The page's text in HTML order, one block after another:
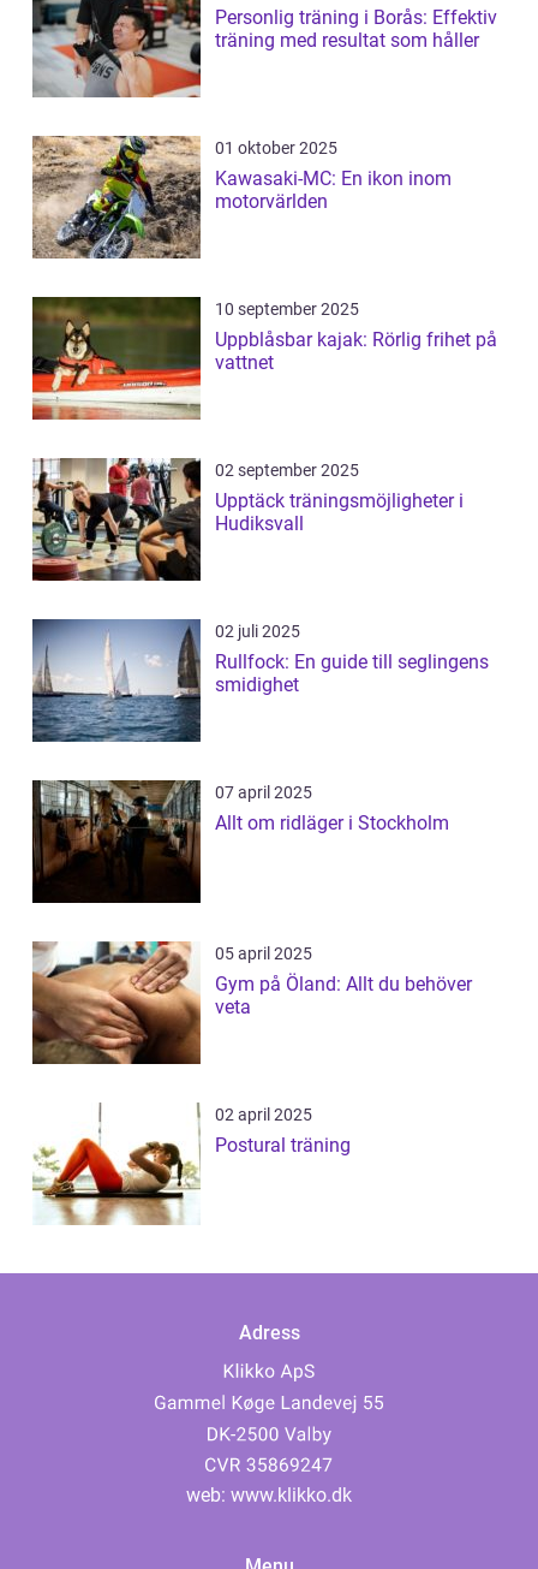
Personlig träning i Borås: Effektiv
träning med resultat som håller
01 oktober 2025
Kawasaki-MC: En ikon inom
motorvärlden
10 september 2025
Uppblåsbar kajak: Rörlig frihet på
vattnet
02 september 2025
Upptäck träningsmöjligheter i
Hudiksvall
02 juli 2025
Rullfock: En guide till seglingens
smidighet
07 april 2025
Allt om ridläger i Stockholm
05 april 2025
Gym på Öland: Allt du behöver
veta
02 april 2025
Postural träning
Adress
web: www.klikko.dk